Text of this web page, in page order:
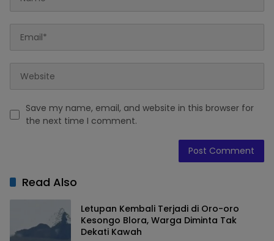
Save my name, email, and website in this browser for
the next time I comment.
Read Also
Letupan Kembali Terjadi di Oro-oro
Kesongo Blora, Warga Diminta Tak
Dekati Kawah